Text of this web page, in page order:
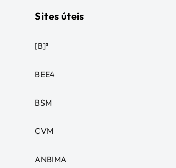
Sites úteis
[B]³
BEE4
BSM
CVM
ANBIMA